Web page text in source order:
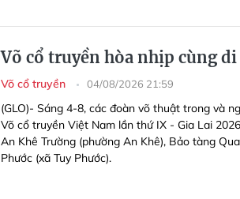
Võ cổ truyền hòa nhịp cùng di
Võ cổ truyền 04/08/2026 21:59
(GLO)- Sáng 4-8, các đoàn võ thuật trong và
Võ cổ truyền Việt Nam lần thứ IX - Gia Lai
An Khê Trường (phường An Khê), Bảo tàng
Phước (xã Tuy Phước).